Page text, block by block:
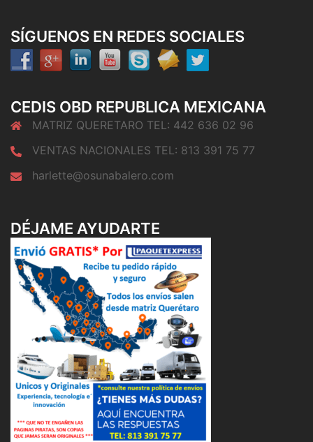
SÍGUENOS EN REDES SOCIALES
CEDIS OBD REPUBLICA MEXICANA
MATRIZ QUERETARO TEL: 442 636 02 96
VENTAS NACIONALES TEL: 813 391 75 77
harlette@osunabalero.com
DÉJAME AYUDARTE